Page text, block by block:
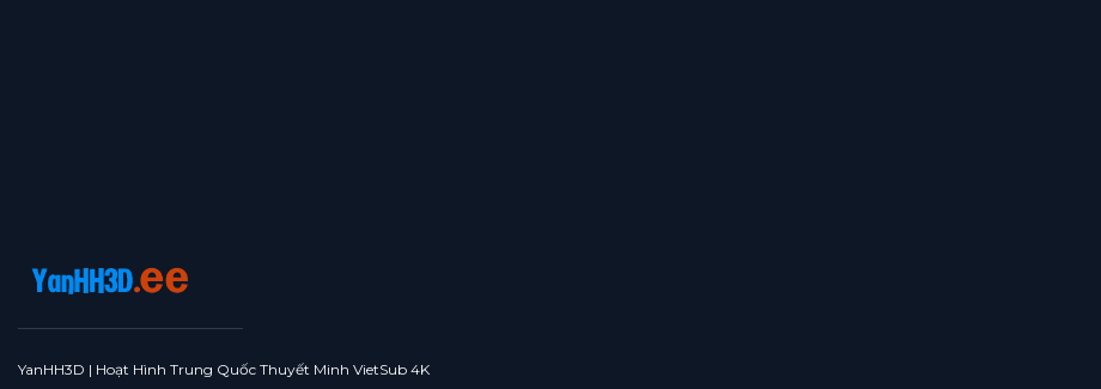
YanHH3D | Hoạt Hình Trung Quốc Thuyết Minh VietSub 4K